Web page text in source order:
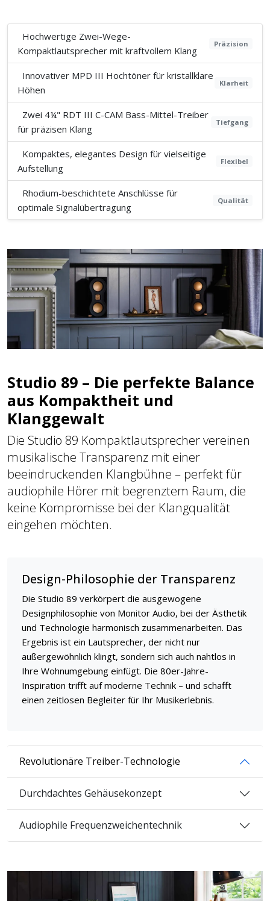
Hochwertige Zwei-Wege-
Kompaktlautsprecher mit kraftvollem Klang
Präzision
Innovativer MPD III Hochtöner für kristallklare
Höhen
Klarheit
Zwei 4¼" RDT III C-CAM Bass-Mittel-Treiber
für präzisen Klang
Tiefgang
Kompaktes, elegantes Design für vielseitige
Aufstellung
Flexibel
Rhodium-beschichtete Anschlüsse für
optimale Signalübertragung
Qualität
Studio 89 – Die perfekte Balance
aus Kompaktheit und
Klanggewalt
Die Studio 89 Kompaktlautsprecher vereinen
musikalische Transparenz mit einer
beeindruckenden Klangbühne – perfekt für
audiophile Hörer mit begrenztem Raum, die
keine Kompromisse bei der Klangqualität
eingehen möchten.
Design-Philosophie der Transparenz
Die Studio 89 verkörpert die ausgewogene
Designphilosophie von Monitor Audio, bei der Ästhetik
und Technologie harmonisch zusammenarbeiten. Das
Ergebnis ist ein Lautsprecher, der nicht nur
außergewöhnlich klingt, sondern sich auch nahtlos in
Ihre Wohnumgebung einfügt. Die 80er-Jahre-
Inspiration trifft auf moderne Technik – und schafft
einen zeitlosen Begleiter für Ihr Musikerlebnis.
Revolutionäre Treiber-Technologie
Durchdachtes Gehäusekonzept
Audiophile Frequenzweichentechnik